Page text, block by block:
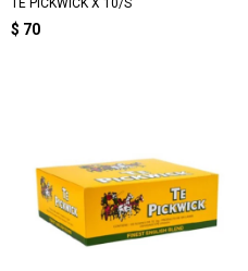
TE PICKWICK X 10/S
$ 70